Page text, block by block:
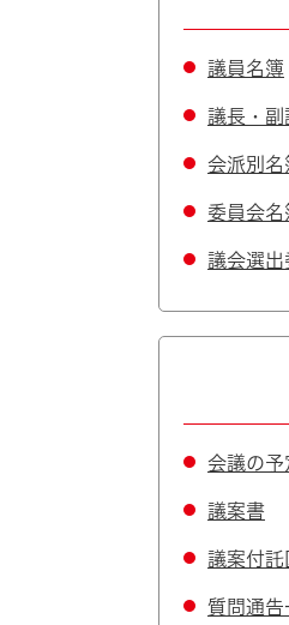
議員名簿
議長・副
会派別名
委員会名
議会選出
会議の予
議案書
議案付託
質問通告